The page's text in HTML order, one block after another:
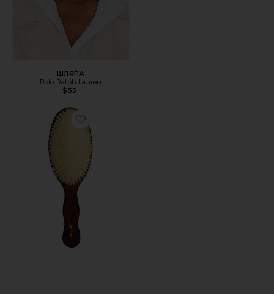
ШЛЯПА
Polo Ralph Lauren
$55
Favorite ОСНОВА ЩЕТКИ "РУСАЛКА" С ЩЕТИНОЙ ИЗ